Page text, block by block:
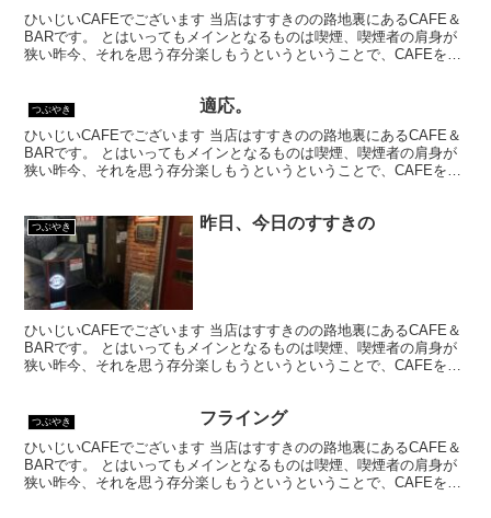
ひいじいCAFEでございます 当店はすすきのの路地裏にあるCAFE＆
BARです。 とはいってもメインとなるものは喫煙、喫煙者の肩身が
狭い昨今、それを思う存分楽しもうというということで、CAFEを名
つぶやき 適応。
ひいじいCAFEでございます 当店はすすきのの路地裏にあるCAFE＆
BARです。 とはいってもメインとなるものは喫煙、喫煙者の肩身が
狭い昨今、それを思う存分楽しもうというということで、CAFEを名
つぶやき 昨日、今日のすすきの
ひいじいCAFEでございます 当店はすすきのの路地裏にあるCAFE＆
BARです。 とはいってもメインとなるものは喫煙、喫煙者の肩身が
狭い昨今、それを思う存分楽しもうというということで、CAFEを名
つぶやき フライング
ひいじいCAFEでございます 当店はすすきのの路地裏にあるCAFE＆
BARです。 とはいってもメインとなるものは喫煙、喫煙者の肩身が
狭い昨今、それを思う存分楽しもうというということで、CAFEを名